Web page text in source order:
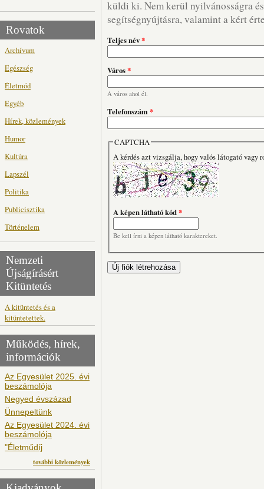
Rovatok
Archívum
Egészség
Életmód
Egyéb
Hírek, közlemények
Humor
Kultúra
Lapszél
Politika
Publicisztika
Történelem
Nemzeti
Újságírásért
Kitüntetés
A kitüntetés és a
kitüntetettek.
Működés, hírek,
információk
Az Egyesület 2025. évi
beszámolója
Negyed évszázad
Ünnepeltünk
Az Egyesület 2024. évi
beszámolója
"Életműdíj
további közlemények
küldi ki. Nem kerül nyilvánosságra
segítségnyújtásra, valamint a kért
Teljes név*
Város*
A város ahol él.
Telefonszám*
CAPTCHA
A kérdés azt vizsgálja, hogy valós látogató vagy
A képen látható kód*
Be kell írni a képen látható karaktereket.